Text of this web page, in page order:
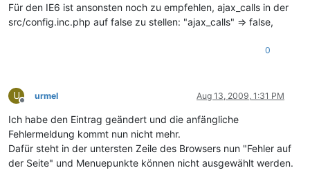
Für den IE6 ist ansonsten noch zu empfehlen, ajax_calls in der
src/config.inc.php auf false zu stellen: "ajax_calls" => false,
0
U
Offline
urmel Aug 13, 2009, 1:31 PM
Ich habe den Eintrag geändert und die anfängliche
Fehlermeldung kommt nun nicht mehr.
Dafür steht in der untersten Zeile des Browsers nun "Fehler auf
der Seite" und Menuepunkte können nicht ausgewählt werden.